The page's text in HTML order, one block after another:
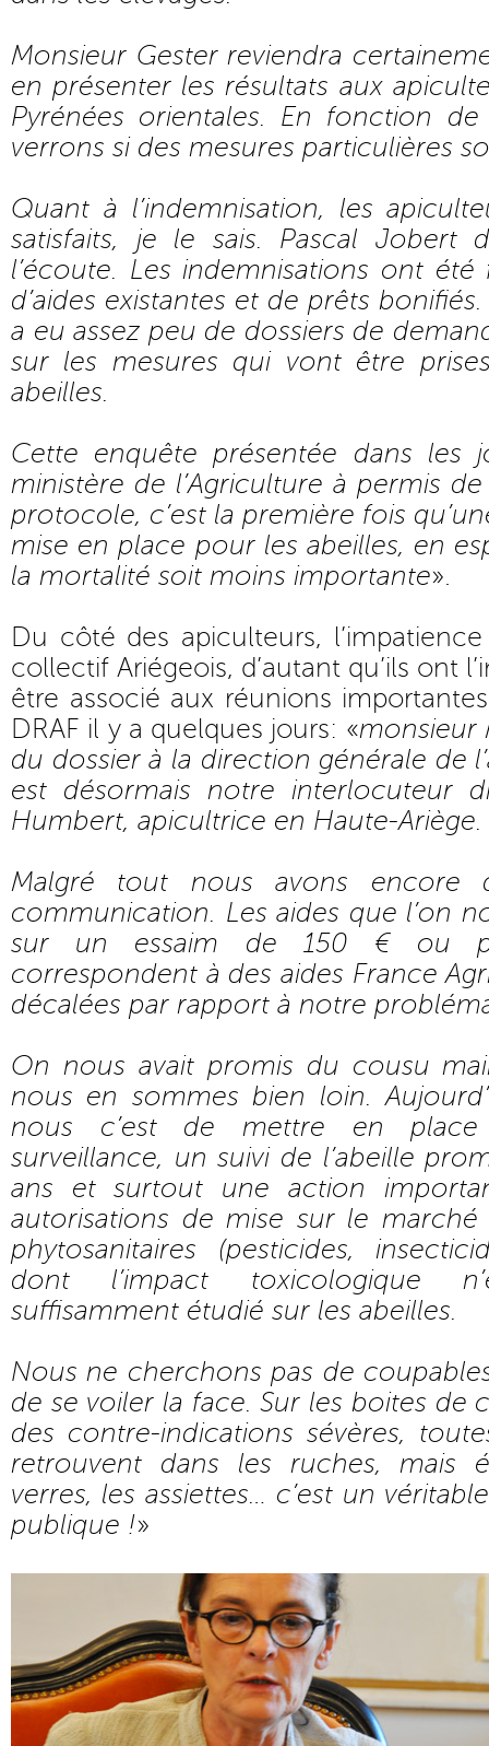
Monsieur Gester reviendra
en présenter les résultats aux
Pyrénées orientales. En fonction
verrons si des mesures particulières
Quant à l’indemnisation, les
satisfaits, je le sais. Pascal
l’écoute. Les indemnisations ont
d’aides existantes et de prêts
a eu assez peu de dossiers de
sur les mesures qui vont être
abeilles.
Cette enquête présentée dans les
ministère de l’Agriculture à permis
protocole, c’est la première fois
mise en place pour les abeilles, en
la mortalité soit moins importante».
Du côté des apiculteurs,
collectif Ariégeois, d’autant qu’ils ont
être associé aux réunions
DRAF il y a quelques jours: «monsieur
du dossier à la direction générale de
est désormais notre interlocuteur
Humbert, apicultrice en Haute-Ariège.
Malgré tout nous avons encore
communication. Les aides que l’on
sur un essaim de 150 € ou
correspondent à des aides France
décalées par rapport à notre
On nous avait promis du cousu
nous en sommes bien loin.
nous c’est de mettre en
surveillance, un suivi de l’abeille
ans et surtout une action
autorisations de mise sur le marché
phytosanitaires (pesticides,
dont l’impact toxicologique
suffisamment étudié sur les abeilles.
Nous ne cherchons pas de
de se voiler la face. Sur les boites de
des contre-indications sévères,
retrouvent dans les ruches, mais
verres, les assiettes… c’est un
publique !»